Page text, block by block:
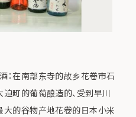
：在南部东寺的故乡花卷市石
町的葡萄酿造的、受到早川
大的谷物产地花卷的日本小米